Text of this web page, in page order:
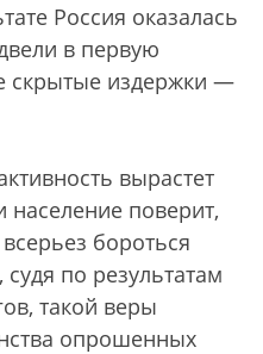
Россия оказалась
в первую
скрытые издержки —
вырастет
население поверит,
бороться
по результатам
такой веры
опрошенных